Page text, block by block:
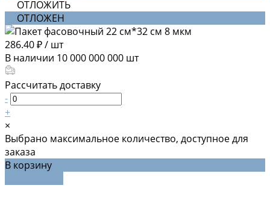
ОТЛОЖИТЬ
ОТЛОЖЕН
286.40 ₽/ шт
В наличии 10 000 000 000 шт
Рассчитать доставку
-
+
×
Выбрано максимальное количество, доступное для
заказа
В корзину